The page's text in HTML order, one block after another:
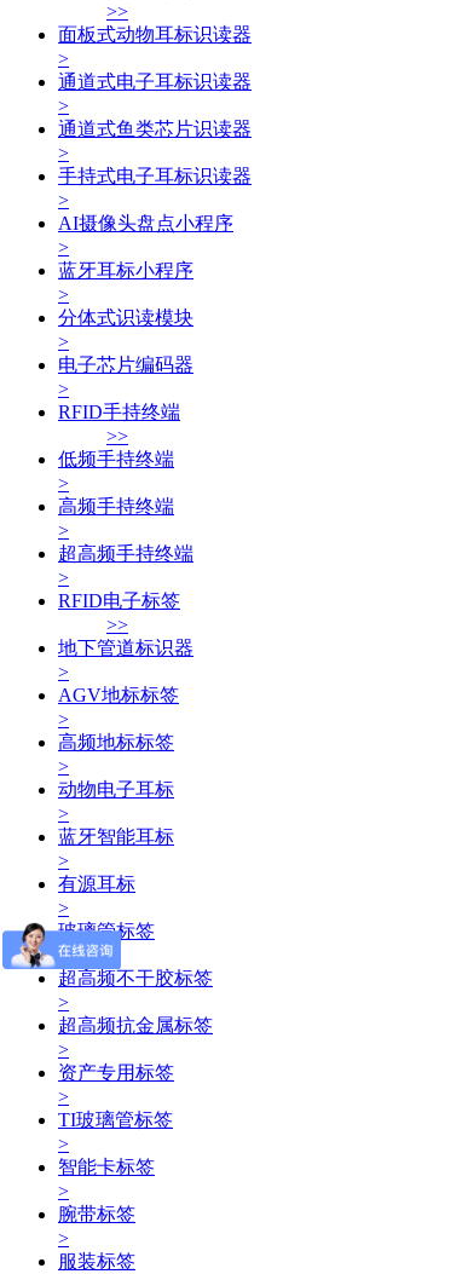
>>
面板式动物耳标识读器
>
通道式电子耳标识读器
>
通道式鱼类芯片识读器
>
手持式电子耳标识读器
>
AI摄像头盘点小程序
>
蓝牙耳标小程序
>
分体式识读模块
>
电子芯片编码器
>
RFID手持终端
>>
低频手持终端
>
高频手持终端
>
超高频手持终端
>
RFID电子标签
>>
地下管道标识器
>
AGV地标标签
>
高频地标标签
>
动物电子耳标
>
蓝牙智能耳标
>
有源耳标
>
玻璃管标签
>
超高频不干胶标签
>
超高频抗金属标签
>
资产专用标签
>
TI玻璃管标签
>
智能卡标签
>
腕带标签
>
服装标签